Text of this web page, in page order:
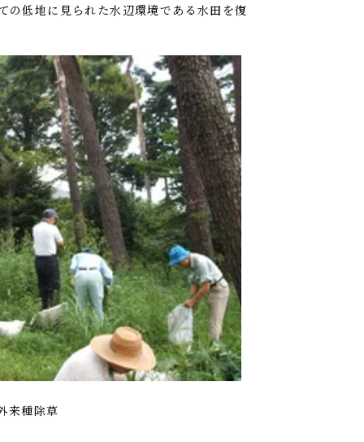
の低地に見られた水辺環境である水田を復
来種除草